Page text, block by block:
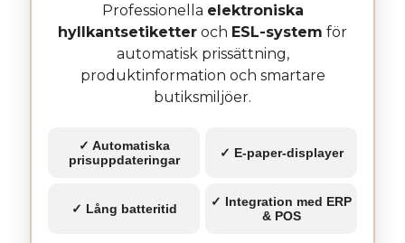
Professionella elektroniska
hyllkantsetiketter och ESL-system för
automatisk prissättning,
produktinformation och smartare
butiksmiljöer.
✓ Automatiska
prisuppdateringar
✓ E-paper-displayer
✓ Lång batteritid
✓ Integration med ERP
& POS